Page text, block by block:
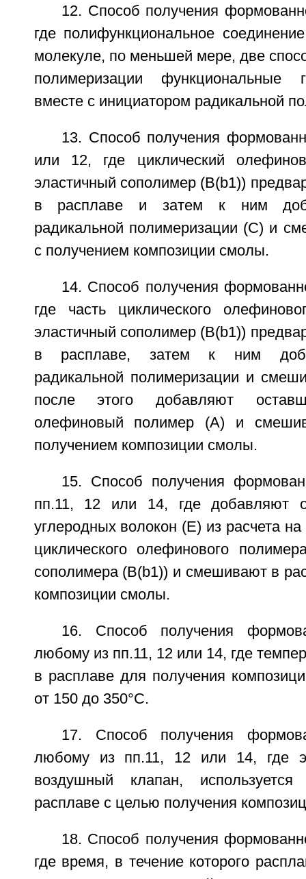
12. Способ получения
где полифункциональное
молекуле, по меньшей мере, две
полимеризации функциональные
вместе с инициатором радикальной
13. Способ получения
или 12, где циклический
эластичный сополимер (B(b1))
в расплаве и затем к ним
радикальной полимеризации (С) и
с получением композиции смолы.
14. Способ получения
где часть циклического
эластичный сополимер (B(b1))
в расплаве, затем к ним
радикальной полимеризации и
после этого добавляют
олефиновый полимер (А) и
получением композиции смолы.
15. Способ получения
пп.11, 12 или 14, где добавляют
углеродных волокон (Е) из расчета
циклического олефинового
сополимера (B(b1)) и смешивают в
композиции смолы.
16. Способ получения
любому из пп.11, 12 или 14, где
в расплаве для получения
от 150 до 350°С.
17. Способ получения
любому из пп.11, 12 или 14, где
воздушный клапан,
расплаве с целью получения
18. Способ получения
где время, в течение которого